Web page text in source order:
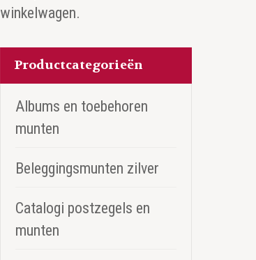
winkelwagen.
Productcategorieën
Albums en toebehoren
munten
Beleggingsmunten zilver
Catalogi postzegels en
munten